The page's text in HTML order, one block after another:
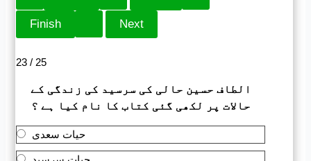
23 / 25
الطاف حسین حالی کی سرسید کی زندگی کے
حالات پر لکھی گئی کتاب کا نام کیا ہے ؟
حیات سعدی